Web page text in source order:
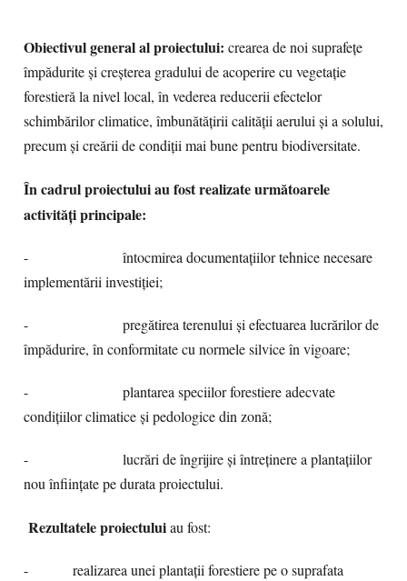
Obiectivul general al proiectului: crearea de noi suprafețe
împădurite și creșterea gradului de acoperire cu vegetație
forestieră la nivel local, în vederea reducerii efectelor
schimbărilor climatice, îmbunătățirii calității aerului și a solului,
precum și creării de condiții mai bune pentru biodiversitate.
În cadrul proiectului au fost realizate următoarele
activități principale:
- întocmirea documentațiilor tehnice necesare
implementării investiției;
- pregătirea terenului și efectuarea lucrărilor de
împădurire, în conformitate cu normele silvice în vigoare;
- plantarea speciilor forestiere adecvate
condițiilor climatice și pedologice din zonă;
- lucrări de îngrijire și întreținere a plantațiilor
nou înființate pe durata proiectului.
Rezultatele proiectuluiau fost:
- realizarea unei plantații forestiere pe o suprafata